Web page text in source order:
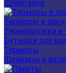
Шпаргалки
Термосы и
Термокружки и
Бутылки для
Термосы
Шейкеры и